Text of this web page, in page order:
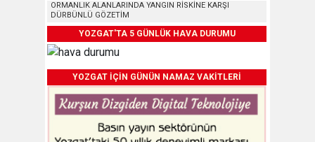
ORMANLIK ALANLARINDA YANGIN RİSKİNE KARŞI
DÜRBÜNLÜ GÖZETİM
YOZGAT'TA 5 GÜNLÜK HAVA DURUMU
YOZGAT İÇİN GÜNÜN NAMAZ VAKİTLERİ